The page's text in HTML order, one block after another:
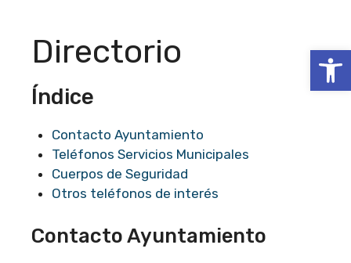
Abrir
Directorio
Índice
Contacto Ayuntamiento
Teléfonos Servicios Municipales
Cuerpos de Seguridad
Otros teléfonos de interés
Contacto Ayuntamiento